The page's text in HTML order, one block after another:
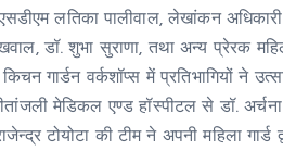
लतिका पालीवाल, लेखांकन अधिकारी
डॉ. शुभा सुराणा, तथा अन्य प्रेरक
गार्डन वर्कशॉप्स में प्रतिभागियों ने
मेडिकल एण्ड हॉस्पीटल से डॉ.
टोयोटा की टीम ने अपनी महिला